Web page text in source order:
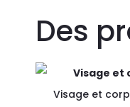
Des
Visage et